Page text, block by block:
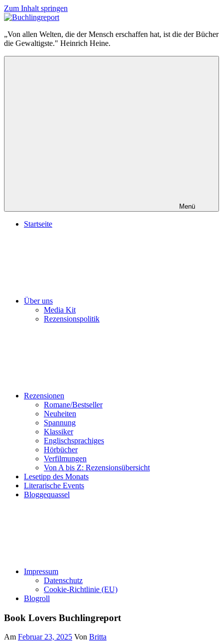
Zum Inhalt springen
Buchlingreport
„Von allen Welten, die der Mensch erschaffen hat, ist die der Bücher
die Gewaltigste." Heinrich Heine.
Menü
Startseite
Über uns
Media Kit
Rezensionspolitik
Rezensionen
Romane/Bestseller
Neuheiten
Spannung
Klassiker
Englischsprachiges
Hörbücher
Verfilmungen
Von A bis Z: Rezensionsübersicht
Lesetipp des Monats
Literarische Events
Bloggequassel
Impressum
Datenschutz
Cookie-Richtlinie (EU)
Blogroll
Book Lovers Buchlingreport
Am Februar 23, 2025 Von Britta